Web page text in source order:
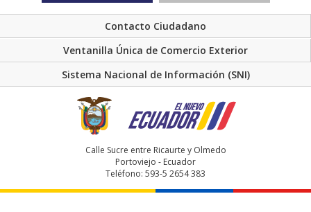
Contacto Ciudadano
Ventanilla Única de Comercio Exterior
Sistema Nacional de Información (SNI)
Calle Sucre entre Ricaurte y Olmedo
Portoviejo - Ecuador
Teléfono: 593-5 2654 383